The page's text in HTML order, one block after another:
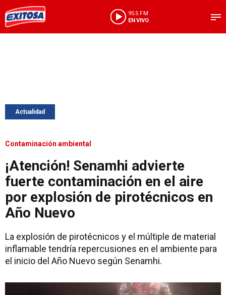
95.5 FM
EN VIVO
Actualidad
Contaminación ambiental
¡Atención! Senamhi advierte
fuerte contaminación en el aire
por explosión de pirotécnicos en
Año Nuevo
La explosión de pirotécnicos y el múltiple de material
inflamable tendría repercusiones en el ambiente para
el inicio del Año Nuevo según Senamhi.